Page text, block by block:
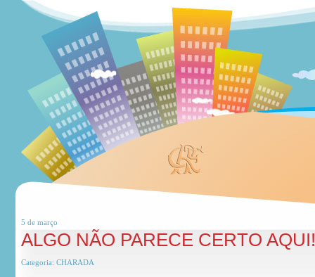
5 de março
ALGO NÃO PARECE CERTO AQUI!
Categoria: CHARADA